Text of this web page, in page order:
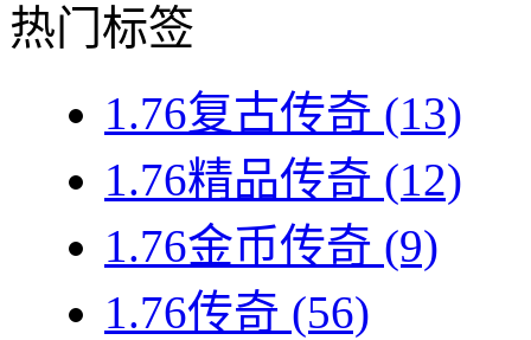
热门标签
1.76复古传奇 (13)
1.76精品传奇 (12)
1.76金币传奇 (9)
1.76传奇 (56)